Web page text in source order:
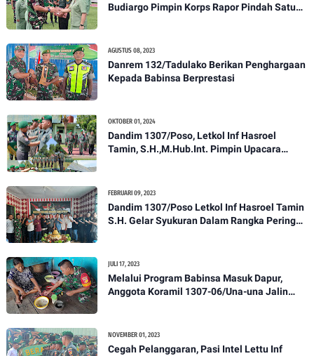
Budiargo Pimpin Korps Rapor Pindah Satuan
AGUSTUS 08, 2023
Danrem 132/Tadulako Berikan Penghargaan
Kepada Babinsa Berprestasi
OKTOBER 01, 2024
Dandim 1307/Poso, Letkol Inf Hasroel
Tamin, S.H.,M.Hub.Int. Pimpin Upacara
FEBRUARI 09, 2023
Dandim 1307/Poso Letkol Inf Hasroel Tamin
S.H. Gelar Syukuran Dalam Rangka Peringati
JULI 17, 2023
Melalui Program Babinsa Masuk Dapur,
Anggota Koramil 1307-06/Una-una Jalin
NOVEMBER 01, 2023
Cegah Pelanggaran, Pasi Intel Lettu Inf